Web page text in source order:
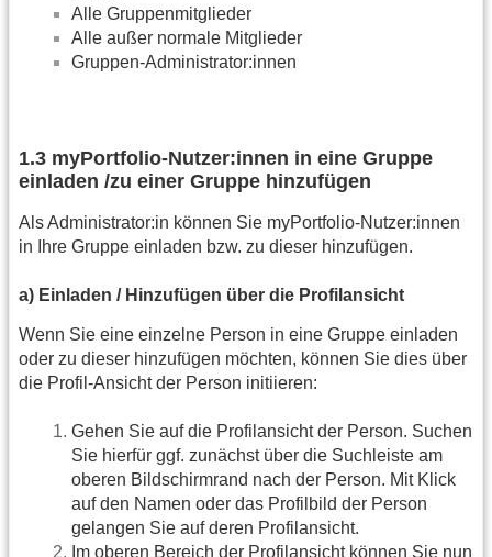
Alle Gruppenmitglieder
Alle außer normale Mitglieder
Gruppen-Administrator:innen
1.3 myPortfolio-Nutzer:innen in eine Gruppe
einladen /zu einer Gruppe hinzufügen
Als Administrator:in können Sie myPortfolio-Nutzer:innen
in Ihre Gruppe einladen bzw. zu dieser hinzufügen.
a) Einladen / Hinzufügen über die Profilansicht
Wenn Sie eine einzelne Person in eine Gruppe einladen
oder zu dieser hinzufügen möchten, können Sie dies über
die Profil-Ansicht der Person initiieren:
Gehen Sie auf die Profilansicht der Person. Suchen
Sie hierfür ggf. zunächst über die Suchleiste am
oberen Bildschirmrand nach der Person. Mit Klick
auf den Namen oder das Profilbild der Person
gelangen Sie auf deren Profilansicht.
Im oberen Bereich der Profilansicht können Sie nun